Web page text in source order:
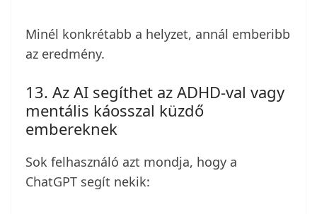
Minél konkrétabb a helyzet, annál emberibb
az eredmény.
13. Az AI segíthet az ADHD-val vagy
mentális káosszal küzdő
embereknek
Sok felhasználó azt mondja, hogy a
ChatGPT segít nekik: